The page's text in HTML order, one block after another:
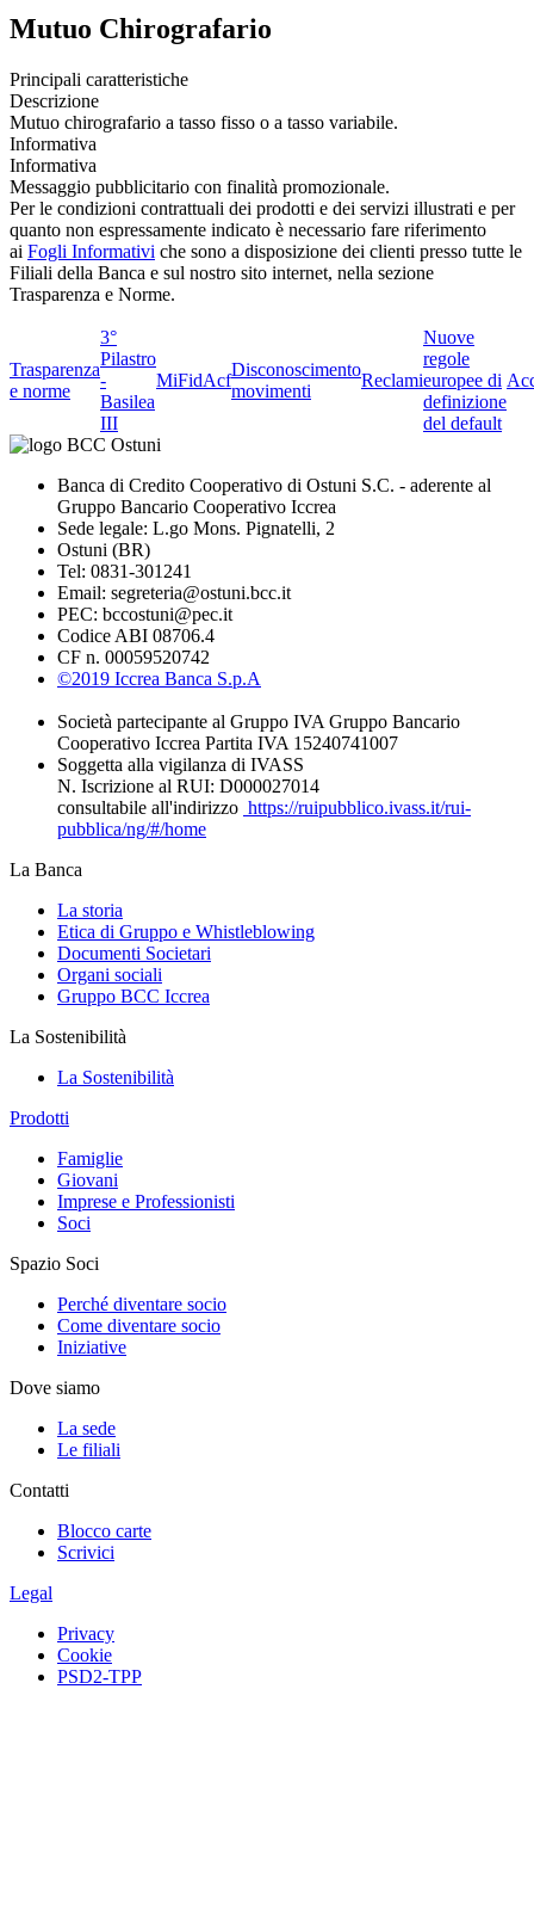
Mutuo Chirografario
Principali caratteristiche
Descrizione
Mutuo chirografario a tasso fisso o a tasso variabile.
Informativa
Informativa
Messaggio pubblicitario con finalità promozionale.
Per le condizioni contrattuali dei prodotti e dei servizi illustrati e per
quanto non espressamente indicato è necessario fare riferimento
ai Fogli Informativi che sono a disposizione dei clienti presso tutte le
Filiali della Banca e sul nostro sito internet, nella sezione
Trasparenza e Norme.
Trasparenza
e norme
3°
Pilastro
-
Basilea
III
MiFidAcf
Disconoscimento
movimenti
Reclami
Nuove
regole
europee di
definizione
del default
Banca di Credito Cooperativo di Ostuni S.C. - aderente al
Gruppo Bancario Cooperativo Iccrea
Sede legale: L.go Mons. Pignatelli, 2
Ostuni (BR)
Tel: 0831-301241
Email: segreteria@ostuni.bcc.it
PEC: bccostuni@pec.it
Codice ABI 08706.4
CF n. 00059520742
©2019 Iccrea Banca S.p.A
Società partecipante al Gruppo IVA Gruppo Bancario
Cooperativo Iccrea Partita IVA 15240741007
Soggetta alla vigilanza di IVASS
N. Iscrizione al RUI: D000027014
consultabile all'indirizzo https://ruipubblico.ivass.it/rui-
pubblica/ng/#/home
La Banca
La storia
Etica di Gruppo e Whistleblowing
Documenti Societari
Organi sociali
Gruppo BCC Iccrea
La Sostenibilità
La Sostenibilità
Prodotti
Famiglie
Giovani
Imprese e Professionisti
Soci
Spazio Soci
Perché diventare socio
Come diventare socio
Iniziative
Dove siamo
La sede
Le filiali
Contatti
Blocco carte
Scrivici
Legal
Privacy
Cookie
PSD2-TPP